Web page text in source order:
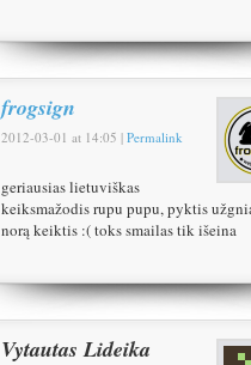
frogsign
2012-03-01 at 14:05 | Permalink
geriausias lietuviškas
keiksmažodis rupu pupu, pyktis
norą keiktis :( toks smailas tik išeina
Vytautas Lideika